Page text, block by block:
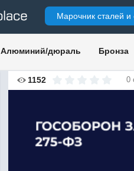
Марочник сталей и
Алюминий/дюраль Бронза
1152 0